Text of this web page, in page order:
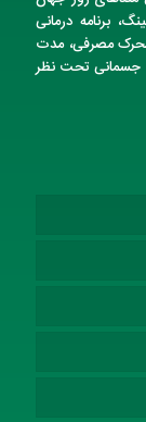
برنامه درمانی
محرک مصرفی، مدت
جسمانی تحت نظر